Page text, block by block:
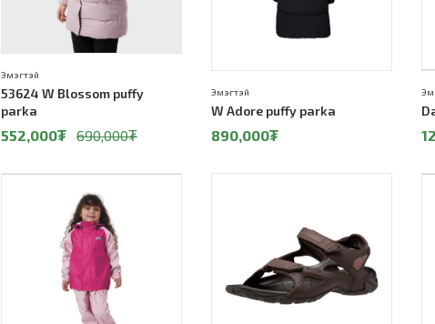
53624 W Blossom puffy
parka
Эмэгтэй
552,000₮ 690,000₮
W Adore puffy parka
Эмэгтэй
890,000₮